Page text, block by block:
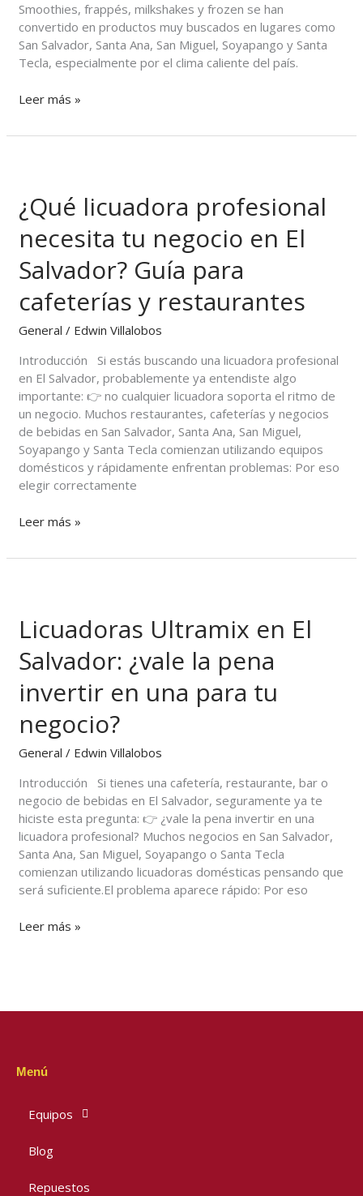
Smoothies, frappés, milkshakes y frozen se han
convertido en productos muy buscados en lugares como
San Salvador, Santa Ana, San Miguel, Soyapango y Santa
Tecla, especialmente por el clima caliente del país.
Leer más »
¿Qué licuadora profesional
necesita tu negocio en El
Salvador? Guía para
cafeterías y restaurantes
General / Edwin Villalobos
Introducción Si estás buscando una licuadora profesional
en El Salvador, probablemente ya entendiste algo
importante: 👉 no cualquier licuadora soporta el ritmo de
un negocio. Muchos restaurantes, cafeterías y negocios
de bebidas en San Salvador, Santa Ana, San Miguel,
Soyapango y Santa Tecla comienzan utilizando equipos
domésticos y rápidamente enfrentan problemas: Por eso
elegir correctamente
profesional
necesita
tu
negocio
en
Salvador?
Guía
cafeterías
y
restaurantes
Leer más »
Licuadoras Ultramix en El
Salvador: ¿vale la pena
invertir en una para tu
negocio?
General / Edwin Villalobos
Introducción Si tienes una cafetería, restaurante, bar o
negocio de bebidas en El Salvador, seguramente ya te
hiciste esta pregunta: 👉 ¿vale la pena invertir en una
licuadora profesional? Muchos negocios en San Salvador,
Santa Ana, San Miguel, Soyapango o Santa Tecla
comienzan utilizando licuadoras domésticas pensando que
será suficiente.El problema aparece rápido: Por eso
en
El
Salvador:
¿vale
la
invertir
en
para
tu
negocio?
Leer más »
Menú
Equipos
Blog
Repuestos